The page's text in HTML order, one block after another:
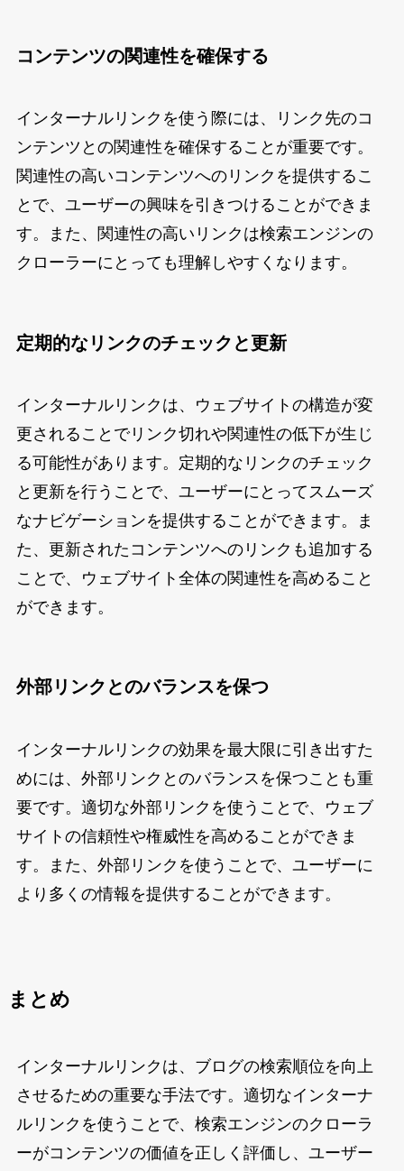
コンテンツの関連性を確保する
インターナルリンクを使う際には、リンク先のコ
ンテンツとの関連性を確保することが重要です。
関連性の高いコンテンツへのリンクを提供するこ
とで、ユーザーの興味を引きつけることができま
す。また、関連性の高いリンクは検索エンジンの
クローラーにとっても理解しやすくなります。
定期的なリンクのチェックと更新
インターナルリンクは、ウェブサイトの構造が変
更されることでリンク切れや関連性の低下が生じ
る可能性があります。定期的なリンクのチェック
と更新を行うことで、ユーザーにとってスムーズ
なナビゲーションを提供することができます。ま
た、更新されたコンテンツへのリンクも追加する
ことで、ウェブサイト全体の関連性を高めること
ができます。
外部リンクとのバランスを保つ
インターナルリンクの効果を最大限に引き出すた
めには、外部リンクとのバランスを保つことも重
要です。適切な外部リンクを使うことで、ウェブ
サイトの信頼性や権威性を高めることができま
す。また、外部リンクを使うことで、ユーザーに
より多くの情報を提供することができます。
まとめ
インターナルリンクは、ブログの検索順位を向上
させるための重要な手法です。適切なインターナ
ルリンクを使うことで、検索エンジンのクローラ
ーがコンテンツの価値を正しく評価し、ユーザー